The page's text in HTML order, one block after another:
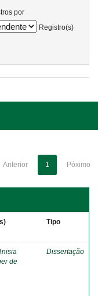
por
Registro(s)
Anterior 1 Póximo
Tipo
de
Dissertação